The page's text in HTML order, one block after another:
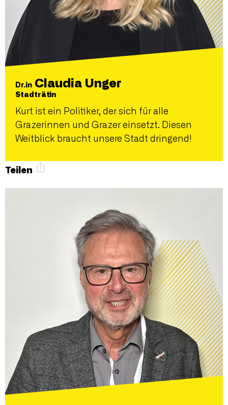
Dr.in Claudia Unger
Stadträtin
Kurt ist ein Politiker, der sich für alle
Grazerinnen und Grazer einsetzt. Diesen
Weitblick braucht unsere Stadt dringend!
Teilen